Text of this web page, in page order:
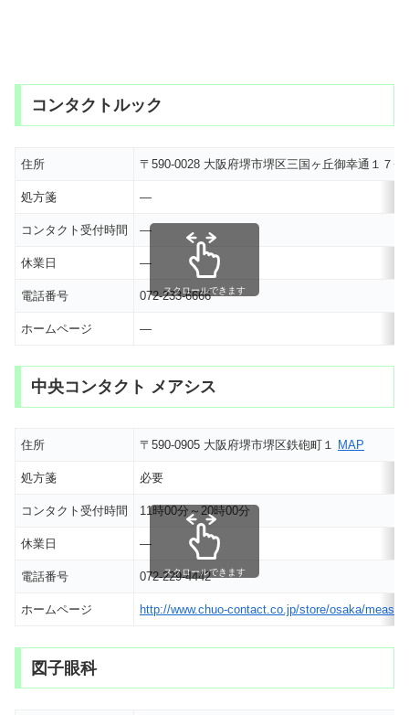
コンタクトルック
住所 〒590-0028 大阪府堺市堺区三国ヶ丘御幸通１７−
処方箋 ―
コンタクト受付時間 ―
休業日 ―
電話番号 072-233-6666
ホームページ ―
スクロールできます
中央コンタクト メアシス
住所 〒590-0905 大阪府堺市堺区鉄砲町１ MAP
処方箋 必要
コンタクト受付時間 11時00分～20時00分
休業日 ―
電話番号 072-229-4442
ホームページ http://www.chuo-contact.co.jp/store/osaka/
スクロールできます
図子眼科